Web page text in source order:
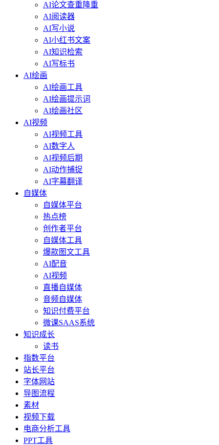
AI论文查重降重
AI阅读器
AI写小说
AI小红书文案
AI知识检索
AI写标书
AI绘画
AI绘画工具
AI绘画提示词
AI绘画社区
AI视频
AI视频工具
AI数字人
AI视频后期
AI动作捕捉
AI字幕翻译
自媒体
自媒体平台
热点榜
创作者平台
自媒体工具
爆款图文工具
AI配音
AI视频
直播自媒体
音频自媒体
知识付费平台
微课SAAS系统
知识成长
读书
指数平台
站长平台
字体网站
导图流程
素材
视频下载
电商分析工具
PPT工具